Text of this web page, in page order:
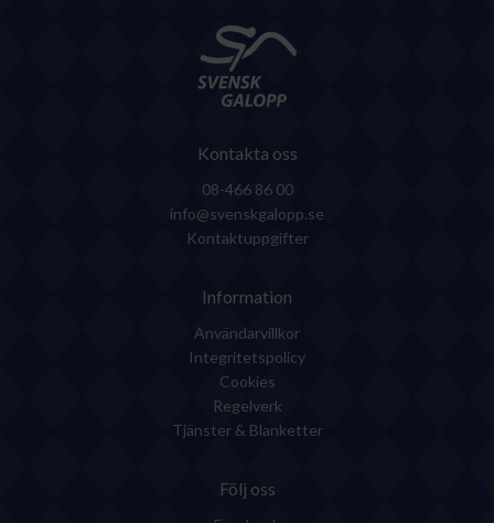
Kontakta oss
08-466 86 00
info@svenskgalopp.se
Kontaktuppgifter
Information
Användarvillkor
Integritetspolicy
Cookies
Regelverk
Tjänster & Blanketter
Följ oss